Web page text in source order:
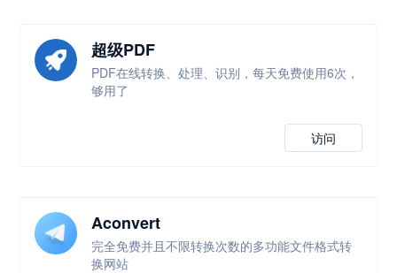
超级PDF
PDF在线转换、处理、识别，每天免费使用6次，
够用了
访问
Aconvert
完全免费并且不限转换次数的多功能文件格式转
换网站